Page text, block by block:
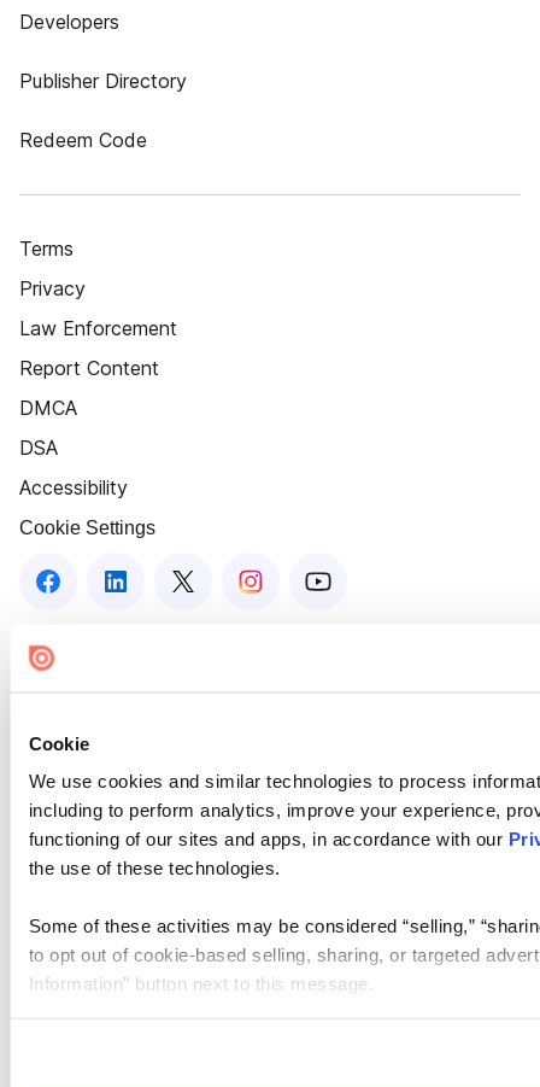
Cookie
We use cookies and similar technologies to process
including to perform analytics, improve your experience,
functioning of our sites and apps, in accordance with our
the use of these technologies.
Some of these activities may be considered “selling,”
to opt out of cookie-based selling, sharing, or targeted
Information” button next to this message.
Developers
Publisher Directory
Redeem Code
Terms
Privacy
Law Enforcement
Report Content
DMCA
DSA
Accessibility
Cookie Settings